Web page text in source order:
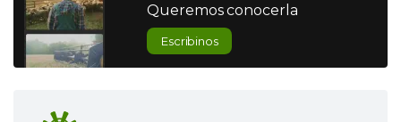
Queremos conocerla
Escribinos